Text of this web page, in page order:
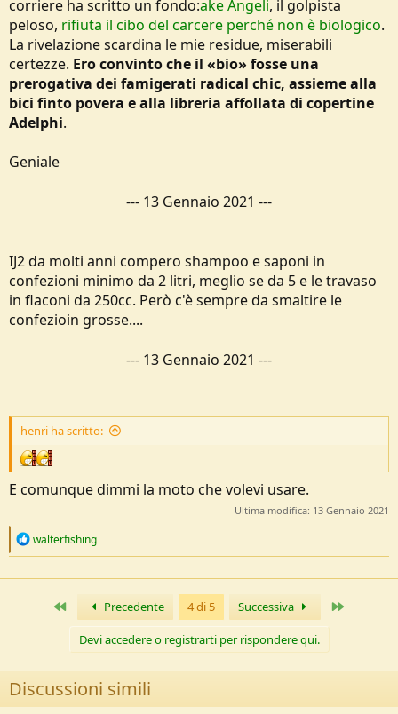
corriere ha scritto un fondo:ake Angeli, il golpista
peloso, rifiuta il cibo del carcere perché non è biologico.
La rivelazione scardina le mie residue, miserabili
certezze. Ero convinto che il «bio» fosse una
prerogativa dei famigerati radical chic, assieme alla
bici finto povera e alla libreria affollata di copertine
Adelphi.
Geniale
--- 13 Gennaio 2021 ---
IJ2 da molti anni compero shampoo e saponi in
confezioni minimo da 2 litri, meglio se da 5 e le travaso
in flaconi da 250cc. Però c'è sempre da smaltire le
confezioin grosse....
--- 13 Gennaio 2021 ---
henri ha scritto:
E comunque dimmi la moto che volevi usare.
Ultima modifica: 13 Gennaio 2021
R
c
walterfishing
Primo Precedente 4 di 5 Successiva
Devi accedere o registrarti per rispondere qui.
Discussioni simili